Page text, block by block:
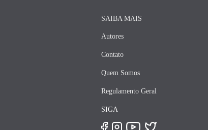
SAIBA MAIS
Autores
Contato
Quem Somos
Regulamento Geral
SIGA